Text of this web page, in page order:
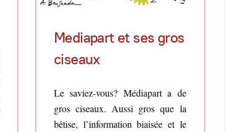
Mediapart et ses gros
ciseaux
Le saviez-vous? Médiapart a de
gros ciseaux. Aussi gros que la
bêtise, l’information biaisée et le